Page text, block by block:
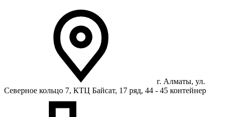
г. Алматы, ул.
Северное кольцо 7, КТЦ Байсат, 17 ряд, 44 - 45 контейнер